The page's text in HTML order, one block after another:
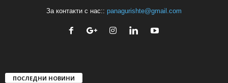
За контакти с нас:: panagurishte@gmail.com
ПОСЛЕДНИ НОВИНИ